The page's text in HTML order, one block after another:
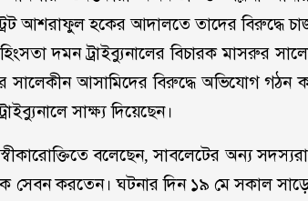
আশরাফুল হকের আদালতে তাদের বিরুদ্ধে
দমন ট্রাইব্যুনালের বিচারক মাসরুর
আসামিদের বিরুদ্ধে অভিযোগ গঠন
সাক্ষ্য দিয়েছেন।
বলেছেন, সাবলেটের অন্য সদস্যরা
সেবন করতেন। ঘটনার দিন ১৯ মে সকাল